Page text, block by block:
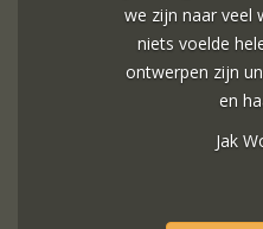
we zijn naar veel
niets voelde
ontwerpen zijn
en
Jak